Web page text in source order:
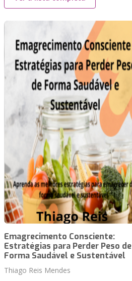
Emagrecimento Consciente:
Estratégias para Perder Peso de
Forma Saudável e Sustentável
Thiago Reis Mendes